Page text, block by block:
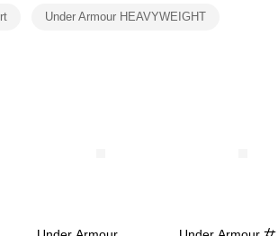
有限公司。
事先徵得法定代理人或監護人之同意方可使用
若未經同意申辦者引起之損失，本公司不負相關責
Under Armour HEAVYWEIGHT